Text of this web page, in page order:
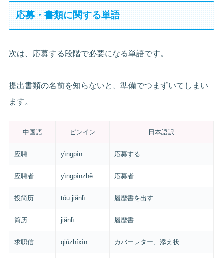
応募・書類に関する単語
次は、応募する段階で必要になる単語です。
提出書類の名前を知らないと、準備でつまずいてしまい
ます。
中国語 ピンイン 日本語訳
应聘 yìngpìn 応募する
应聘者 yìngpìnzhě 応募者
投简历 tóu jiǎnlì 履歴書を出す
简历 jiǎnlì 履歴書
求职信 qiúzhíxìn カバーレター、添え状